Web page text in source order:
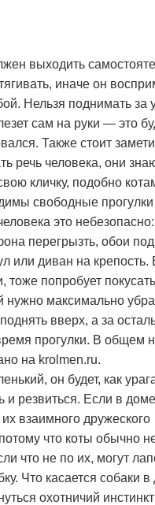
выходить
иначе он
Нельзя поднимать за
сам на руки — это
Также стоит
речь человека, они
кличку, подобно
свободные
это
перегрызть, обои
или диван на крепость.
тоже попробует
нужно максимально
вверх, а за
прогулки. В общем
на krolmen.ru.
он будет, как
и резвиться. Если в доме
взаимного дружеского
что коты обычно
что не по их, могут
Что касается собаки в
охотничий инстинкт